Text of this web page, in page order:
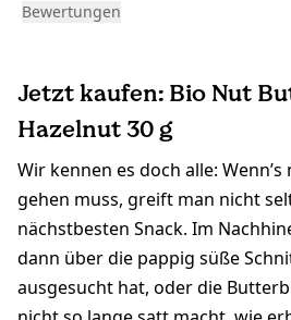
Bewertungen
Jetzt kaufen: Bio Nut
Hazelnut 30 g
Wir kennen es doch alle:
gehen muss, greift man nicht
nächstbesten Snack. Im
dann über die pappig süße
ausgesucht hat, oder die